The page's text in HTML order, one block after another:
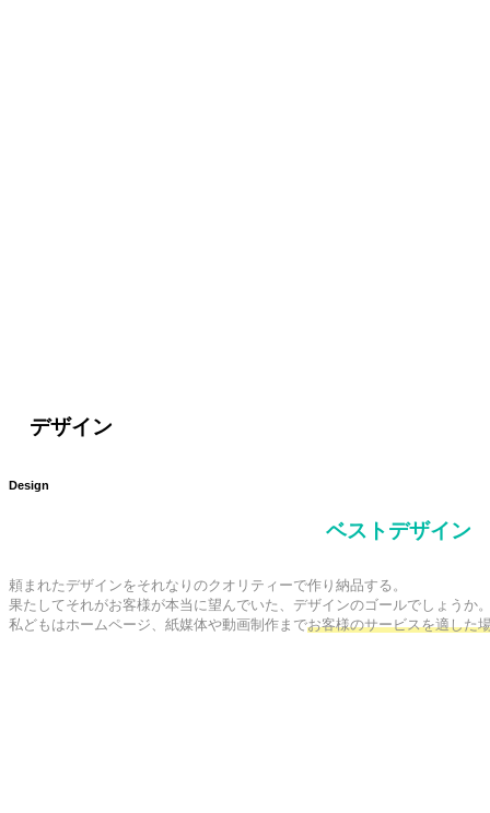
デザイン
Design
ベストデザイン
頼まれたデザインをそれなりのクオリティーで作り納品する。
果たしてそれがお客様が本当に望んでいた、デザインのゴールでしょうか
私どもはホームページ、紙媒体や動画制作までお客様のサービスを適した